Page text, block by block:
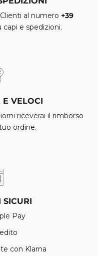
al numero +39
capi e spedizioni.
E VELOCI
riceverai il rimborso
ordine.
SICURI
Pay
con Klarna